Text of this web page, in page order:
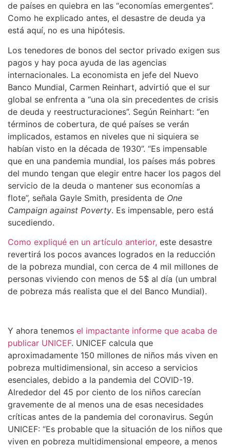
de países en quiebra en las “economías emergentes”.
Como he explicado antes, el desastre de deuda ya
está aquí, no es una hipótesis.
Los tenedores de bonos del sector privado exigen sus
pagos y hay poca ayuda de las agencias
internacionales. La economista en jefe del Nuevo
Banco Mundial, Carmen Reinhart, advirtió que el sur
global se enfrenta a “una ola sin precedentes de crisis
de deuda y reestructuraciones”. Según Reinhart: “en
términos de cobertura, de qué países se verán
implicados, estamos en niveles que ni siquiera se
habían visto en la década de 1930”. “Es impensable
que en una pandemia mundial, los países más pobres
del mundo tengan que elegir entre hacer los pagos del
servicio de la deuda o mantener sus economías a
flote”, señala Gayle Smith, presidenta de One
Campaign against Poverty. Es impensable, pero está
sucediendo.
Como expliqué en un artículo anterior, este desastre
revertirá los pocos avances logrados en la reducción
de la pobreza mundial, con cerca de 4 mil millones de
personas viviendo con menos de 5$ al día (un umbral
de pobreza más realista que el del Banco Mundial).
Y ahora tenemos el impactante informe que acaba de
publicar UNICEF. UNICEF calcula que
aproximadamente 150 millones de niños más viven en
pobreza multidimensional, sin acceso a servicios
esenciales, debido a la pandemia del COVID-19.
Alrededor del 45 por ciento de los niños carecían
gravemente de al menos una de esas necesidades
críticas antes de la pandemia del coronavirus. Según
UNICEF: “Es probable que la situación de los niños que
viven en pobreza multidimensional empeore, a menos